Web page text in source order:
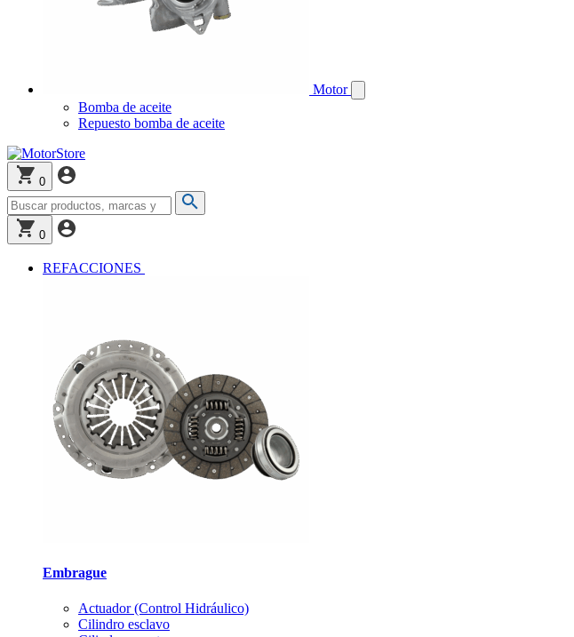
Motor
Bomba de aceite
Repuesto bomba de aceite
0
0
REFACCIONES
Embrague
Actuador (Control Hidráulico)
Cilindro esclavo